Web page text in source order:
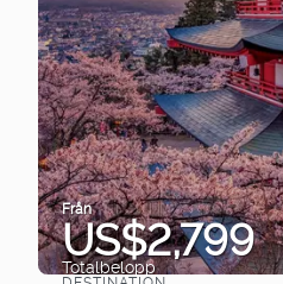
Från
US$2,799
Totalbelopp